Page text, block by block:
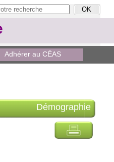
Adhérer au CÉAS
Démographie